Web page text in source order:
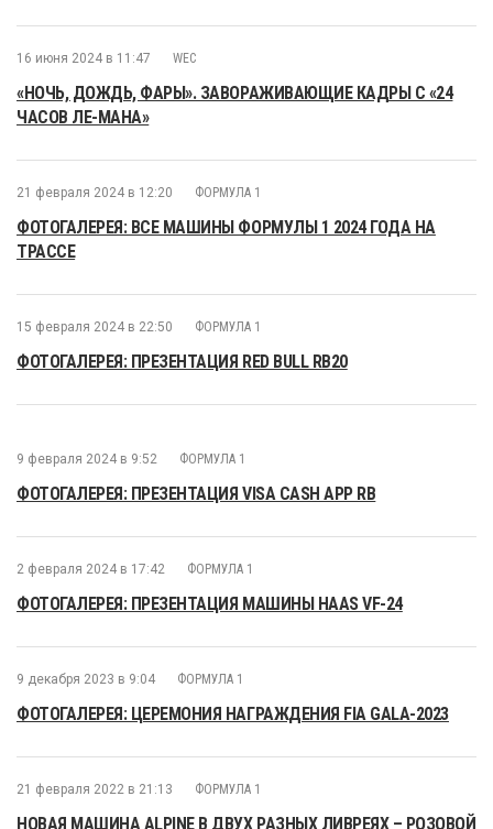
16 июня 2024 в 11:47 WEC
«НОЧЬ, ДОЖДЬ, ФАРЫ». ЗАВОРАЖИВАЮЩИЕ КАДРЫ С «24
ЧАСОВ ЛЕ-МАНА»
21 февраля 2024 в 12:20 ФОРМУЛА 1
ФОТОГАЛЕРЕЯ: ВСЕ МАШИНЫ ФОРМУЛЫ 1 2024 ГОДА НА
ТРАССЕ
15 февраля 2024 в 22:50 ФОРМУЛА 1
ФОТОГАЛЕРЕЯ: ПРЕЗЕНТАЦИЯ RED BULL RB20
9 февраля 2024 в 9:52 ФОРМУЛА 1
ФОТОГАЛЕРЕЯ: ПРЕЗЕНТАЦИЯ VISA CASH APP RB
2 февраля 2024 в 17:42 ФОРМУЛА 1
ФОТОГАЛЕРЕЯ: ПРЕЗЕНТАЦИЯ МАШИНЫ HAAS VF-24
9 декабря 2023 в 9:04 ФОРМУЛА 1
ФОТОГАЛЕРЕЯ: ЦЕРЕМОНИЯ НАГРАЖДЕНИЯ FIA GALA-2023
21 февраля 2022 в 21:13 ФОРМУЛА 1
НОВАЯ МАШИНА ALPINE В ДВУХ РАЗНЫХ ЛИВРЕЯХ – РОЗОВОЙ